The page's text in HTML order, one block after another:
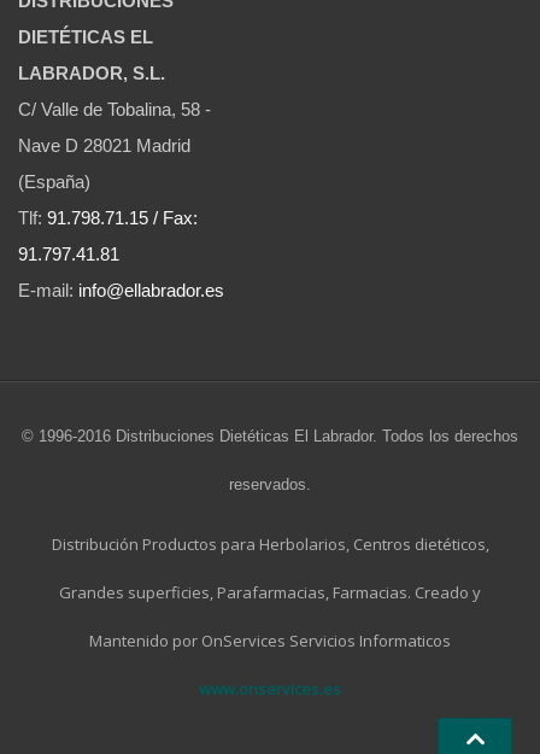
DIETÉTICAS EL
LABRADOR, S.L.
C/ Valle de Tobalina, 58 -
Nave D 28021 Madrid
(España)
Tlf: 91.798.71.15 / Fax:
91.797.41.81
E-mail: info@ellabrador.es
© 1996-2016 Distribuciones Dietéticas El Labrador. Todos los derechos
reservados.
Distribución Productos para Herbolarios, Centros dietéticos,
Grandes superficies, Parafarmacias, Farmacias. Creado y
Mantenido por OnServices Servicios Informaticos
www.onservices.es